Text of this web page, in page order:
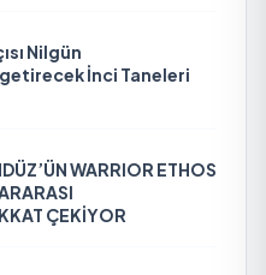
Nilgün
İnci Taneleri
WARRIOR ETHOS
ÇEKİYOR